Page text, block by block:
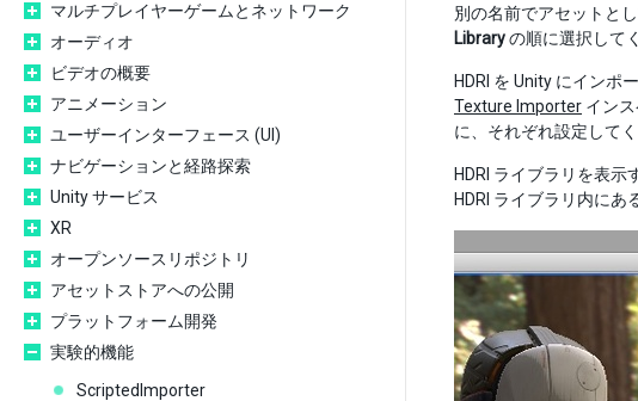
マルチプレイヤーゲームとネットワーク
オーディオ
ビデオの概要
アニメーション
ユーザーインターフェース (UI)
ナビゲーションと経路探索
Unity サービス
XR
オープンソースリポジトリ
アセットストアへの公開
プラットフォーム開発
実験的機能
ScriptedImporter
別の名前でアセットと
Libraryの順に選択して
HDRI を Unity にインポ
Texture Importer イン
に、それぞれ設定してく
HDRI ライブラリを表示
HDRI ライブラリ内にあ